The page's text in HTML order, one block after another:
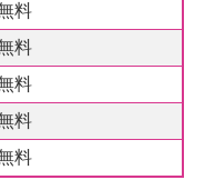
料
料
料
料
料